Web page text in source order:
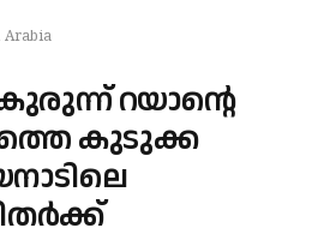
Arabia
റയാന്റെ
കുടുക്ക